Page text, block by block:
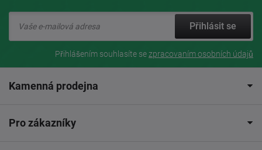
Přihlásit se
Přihlášením souhlasíte sezpracovaním osobních údajů
Kamenná prodejna
Pro zákazníky